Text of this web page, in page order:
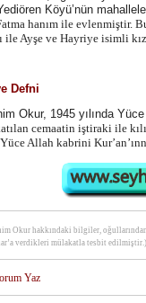
Köyü’nün
hanım ile evlenmiştir.
ile Ayşe ve Hayriyeisimli
Defni
Okur, 1945 yılında
cemaatin iştiraki ile
Yüce Allah kabrini Kur’an’ın
Okur hakkındaki bilgiler,
verdikleri mülakatla tesbit edilmiştir.)
Yaz